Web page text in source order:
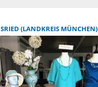
(LANDKREIS MÜNCHEN)